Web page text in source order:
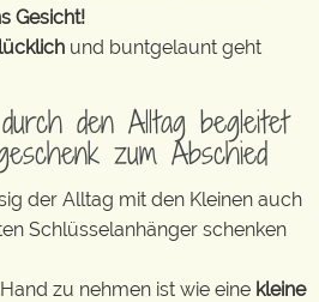
Gesicht!
und buntgelaunt geht
den Alltag begleitet
zum Abschied
der Alltag mit den Kleinen auch
Schlüsselanhänger schenken
zu nehmen ist wie eine kleine